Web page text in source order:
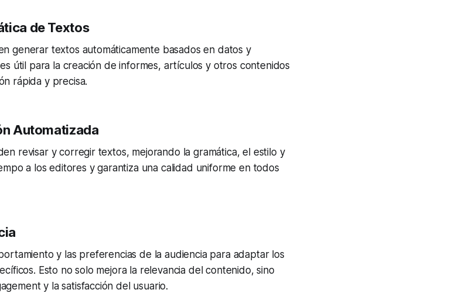
de Textos
generar textos automáticamente basados en datos y
útil para la creación de informes, artículos y otros contenidos
rápida y precisa.
Automatizada
revisar y corregir textos, mejorando la gramática, el estilo y
a los editores y garantiza una calidad uniforme en todos
y las preferencias de la audiencia para adaptar los
Esto no solo mejora la relevancia del contenido, sino
y la satisfacción del usuario.